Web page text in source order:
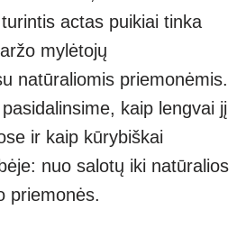
actas puikiai tinka
mylėtojų
natūraliomis priemonėmis.
kaip lengvai jį
ir kaip kūrybiškai
nuo salotų iki natūralios
priemonės.